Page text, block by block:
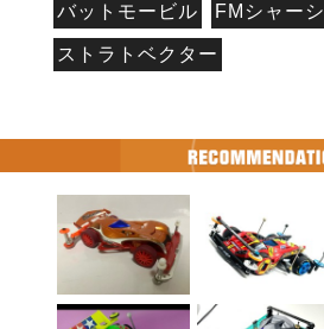
バットモービル FMシャーシ
ストラトベクター